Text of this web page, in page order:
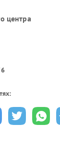
центра